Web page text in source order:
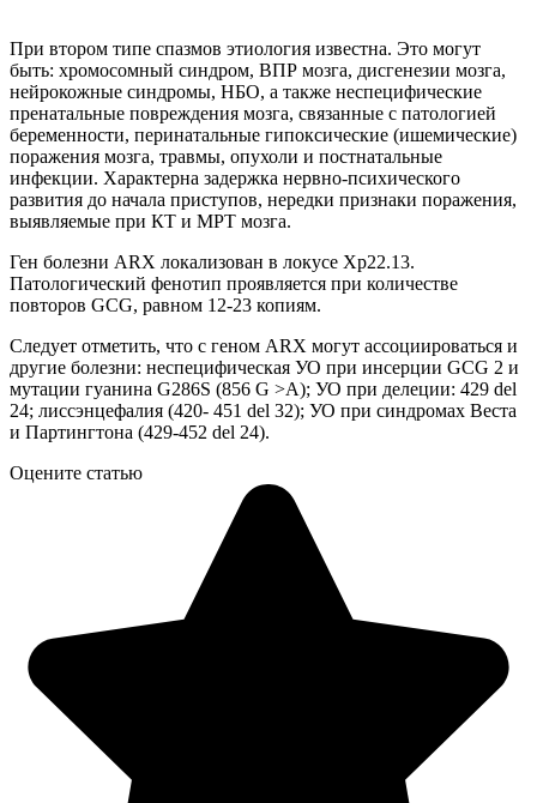
При втором типе спазмов этиология известна. Это могут
быть: хромосомный синдром, ВПР мозга, дисгенезии мозга,
нейрокожные синдромы, НБО, а также неспецифические
пренатальные повреждения мозга, связанные с патологией
беременности, перинатальные гипоксические (ишемические)
поражения мозга, травмы, опухоли и постнатальные
инфекции. Характерна задержка нервно-психического
развития до начала приступов, нередки признаки поражения,
выявляемые при КТ и МРТ мозга.
Ген болезни ARX локализован в локусе Хр22.13.
Патологический фенотип проявляется при количестве
повторов GCG, равном 12-23 копиям.
Следует отметить, что с геном ARX могут ассоциироваться и
другие болезни: неспецифическая УО при инсерции GCG 2 и
мутации гуанина G286S (856 G >A); УО при делеции: 429 del
24; лиссэнцефалия (420- 451 del 32); УО при синдромах Веста
и Партингтона (429-452 del 24).
Оцените статью